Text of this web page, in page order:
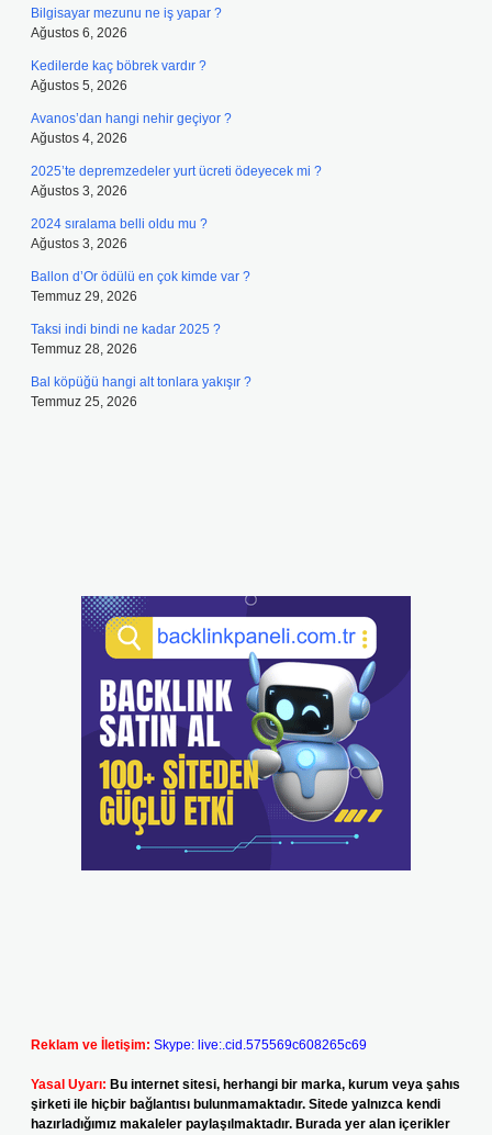
Bilgisayar mezunu ne iş yapar ?
Ağustos 6, 2026
Kedilerde kaç böbrek vardır ?
Ağustos 5, 2026
Avanos’dan hangi nehir geçiyor ?
Ağustos 4, 2026
2025’te depremzedeler yurt ücreti ödeyecek mi ?
Ağustos 3, 2026
2024 sıralama belli oldu mu ?
Ağustos 3, 2026
Ballon d’Or ödülü en çok kimde var ?
Temmuz 29, 2026
Taksi indi bindi ne kadar 2025 ?
Temmuz 28, 2026
Bal köpüğü hangi alt tonlara yakışır ?
Temmuz 25, 2026
Reklam ve İletişim: Skype: live:.cid.575569c608265c69
Yasal Uyarı: Bu internet sitesi, herhangi bir marka, kurum veya şahıs
şirketi ile hiçbir bağlantısı bulunmamaktadır. Sitede yalnızca kendi
hazırladığımız makaleler paylaşılmaktadır. Burada yer alan içerikler